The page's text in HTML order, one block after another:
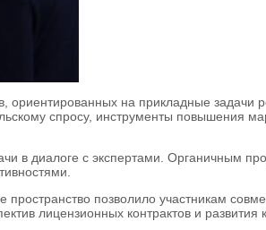
на прикладные задачи
спросу, инструменты повышения
в диалоге с экспертами. Органичным
позволило участникам
лицензионных контрактов и развития